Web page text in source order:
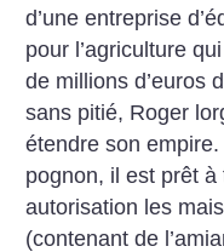
d’une entreprise
pour l’agriculture
de millions d’euros
sans pitié, Roger
étendre son
pognon, il est prêt
autorisation les
(contenant de